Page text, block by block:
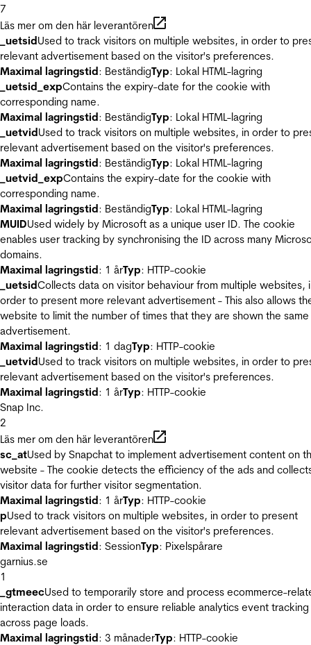
7
Läs mer om den här leverantören
_uetsidUsed to track visitors on multiple websites, in order to
relevant advertisement based on the visitor's preferences.
Maximal lagringstid: BeständigTyp: Lokal HTML-lagring
_uetsid_expContains the expiry-date for the cookie with
corresponding name.
Maximal lagringstid: BeständigTyp: Lokal HTML-lagring
_uetvidUsed to track visitors on multiple websites, in order to
relevant advertisement based on the visitor's preferences.
Maximal lagringstid: BeständigTyp: Lokal HTML-lagring
_uetvid_expContains the expiry-date for the cookie with
corresponding name.
Maximal lagringstid: BeständigTyp: Lokal HTML-lagring
MUIDUsed widely by Microsoft as a unique user ID. The cookie
enables user tracking by synchronising the ID across many
domains.
Maximal lagringstid: 1 årTyp: HTTP-cookie
_uetsidCollects data on visitor behaviour from multiple websites,
order to present more relevant advertisement - This also allows
website to limit the number of times that they are shown the same
advertisement.
Maximal lagringstid: 1 dagTyp: HTTP-cookie
_uetvidUsed to track visitors on multiple websites, in order to
relevant advertisement based on the visitor's preferences.
Maximal lagringstid: 1 årTyp: HTTP-cookie
Snap Inc.
2
Läs mer om den här leverantören
sc_atUsed by Snapchat to implement advertisement content on
website - The cookie detects the efficiency of the ads and
visitor data for further visitor segmentation.
Maximal lagringstid: 1 årTyp: HTTP-cookie
pUsed to track visitors on multiple websites, in order to present
relevant advertisement based on the visitor's preferences.
Maximal lagringstid: SessionTyp: Pixelspårare
garnius.se
1
_gtmeecUsed to temporarily store and process ecommerce-
interaction data in order to ensure reliable analytics event tracking
across page loads.
Maximal lagringstid: 3 månaderTyp: HTTP-cookie